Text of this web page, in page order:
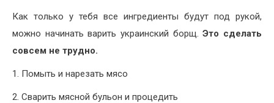
Как только у тебя все ингредиенты будут под рукой,
можно начинать варить украинский борщ.Это сделать
совсем не трудно.
1. Помыть и нарезать мясо
2. Сварить мясной бульон и процедить